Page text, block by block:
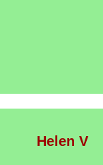
Helen V